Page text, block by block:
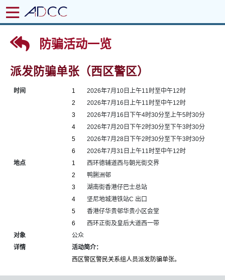
防骗活动一览
派发防骗单张（西区警区）
时间
1
2
3
4
5
6
2026年7月10日上午11时至中午12时
2026年7月16日上午11时至中午12时
2026年7月16日下午4时30分至上午5时30分
2026年7月20日下午2时30分至下午3时30分
2026年7月28日下午2时30分至下午3时30分
2026年7月31日上午11时至中午12时
地点
1
2
3
4
5
6
西环德辅道西与朝光街交界
鸭脷洲邨
湖南街香港仔巴士总站
坚尼地城港铁站C 出口
香港仔华贵邨华贵小区会堂
西环正街及皇后大道西一带
对象
公众
详情
活动简介：
西区警区警民关系组人员派发防骗单张。